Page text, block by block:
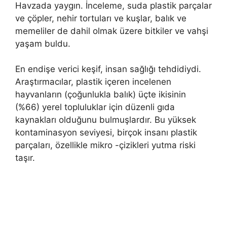
Havzada yaygın. İnceleme, suda plastik parçalar
ve çöpler, nehir tortuları ve kuşlar, balık ve
memeliler de dahil olmak üzere bitkiler ve vahşi
yaşam buldu.
En endişe verici keşif, insan sağlığı tehdidiydi.
Araştırmacılar, plastik içeren incelenen
hayvanların (çoğunlukla balık) üçte ikisinin
(%66) yerel topluluklar için düzenli gıda
kaynakları olduğunu bulmuşlardır. Bu yüksek
kontaminasyon seviyesi, birçok insanı plastik
parçaları, özellikle mikro -çizikleri yutma riski
taşır.